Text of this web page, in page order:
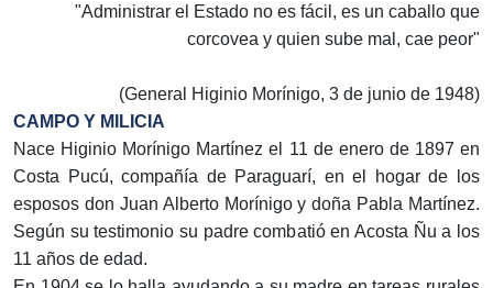
"Administrar el Estado no es fácil, es un caballo que
corcovea y quien sube mal, cae peor"
(General Higinio Morínigo, 3 de junio de 1948)
CAMPO Y MILICIA
Nace Higinio Morínigo Martínez el 11 de enero de 1897 en
Costa Pucú, compañía de Paraguarí, en el hogar de los
esposos don Juan Alberto Morínigo y doña Pabla Martínez.
Según su testimonio su padre combatió en Acosta Ñu a los
11 años de edad.